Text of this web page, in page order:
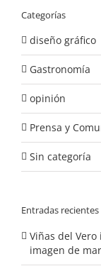
Categorías
diseño gráfico
Gastronomía
opinión
Prensa y
Sin categoría
Entradas recientes
Viñas del
imagen de